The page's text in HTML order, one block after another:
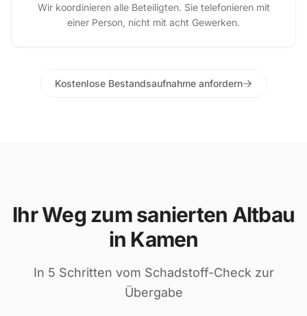
Wir koordinieren alle Beteiligten. Sie telefonieren mit
einer Person, nicht mit acht Gewerken.
Kostenlose Bestandsaufnahme anfordern
Ihr Weg zum sanierten Altbau
in Kamen
In 5 Schritten vom Schadstoff-Check zur
Übergabe